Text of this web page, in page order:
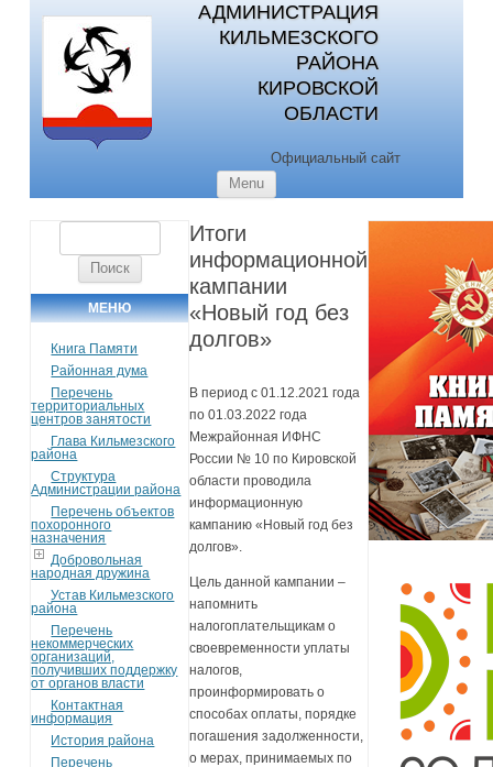
АДМИНИСТРАЦИЯ
КИЛЬМЕЗСКОГО
РАЙОНА
КИРОВСКОЙ
ОБЛАСТИ
Официальный сайт
Menu
МЕНЮ
Книга Памяти
Районная дума
Перечень
территориальных
центров занятости
Глава Кильмезского
района
Структура
Администрации района
Перечень объектов
похоронного
назначения
Добровольная
народная дружина
Устав Кильмезского
района
Перечень
некоммерческих
организаций,
получивших поддержку
от органов власти
Контактная
информация
История района
Перечень
Итоги
информационной
кампании
«Новый год без
долгов»
В период с 01.12.2021 года
по 01.03.2022 года
Межрайонная ИФНС
России № 10 по Кировской
области проводила
информационную
кампанию «Новый год без
долгов».
Цель данной кампании –
напомнить
налогоплательщикам о
своевременности уплаты
налогов,
проинформировать о
способах оплаты, порядке
погашения задолженности,
о мерах, принимаемых по